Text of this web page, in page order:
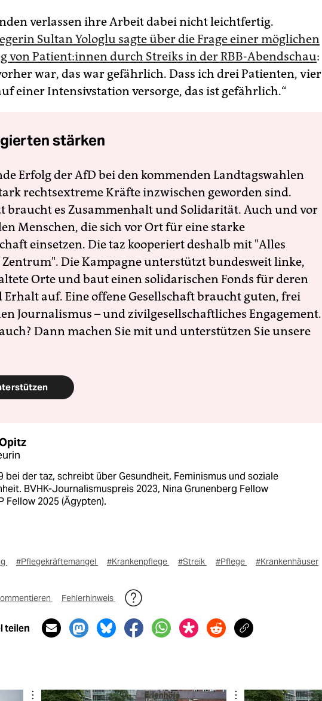
verlassen ihre Arbeit dabei nicht leichtfertig.
Sultan Yologlu sagte über die Frage einer möglichen
von Pa­ti­en­t:in­nen durch Streiks in der RBB-Abendschau:
war, das war gefährlich. Dass ich drei Patienten, vier
einer Intensivstation versorge, das ist gefährlich.“
stärken
Erfolg der AfD bei den kommenden Landtagswahlen
rechtsextreme Kräfte inzwischen geworden sind.
braucht es Zusammenhalt und Solidarität. Auch und vor
Menschen, die sich vor Ort für eine starke
einsetzen. Die taz kooperiert deshalb mit "Alles
Die Kampagne unterstützt bundesweit linke,
Orte und baut einen solidarischen Fonds für deren
Erhalt auf. Eine offene Gesellschaft braucht guten, frei
Journalismus – und zivilgesellschaftliches Engagement.
Dann machen Sie mit und unterstützen Sie unsere
bei der taz, schreibt über Gesundheit, Feminismus und soziale
BVHK-Journalismuspreis 2023, Nina Grunenberg Fellow
Fellow 2025 (Ägypten).
#Pflegekräftemangel #Krankenpflege #Streik #Pflege #Krankenhäuser
Fehlerhinweis
teilen